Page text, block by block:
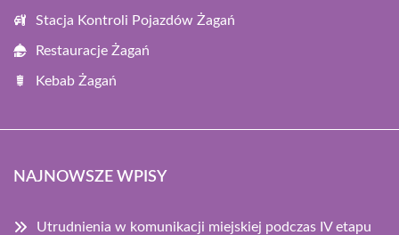
Stacja Kontroli Pojazdów Żagań
Restauracje Żagań
Kebab Żagań
NAJNOWSZE WPISY
Utrudnienia w komunikacji miejskiej podczas IV etapu